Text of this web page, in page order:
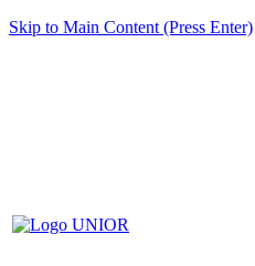
Skip to Main Content (Press Enter)